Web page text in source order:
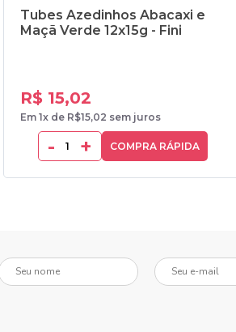
Tubes Azedinhos Abacaxi e
Maçã Verde 12x15g - Fini
R$ 15,02
Em 1x de R$15,02 sem juros
- + COMPRA RÁPIDA
Seu nome Seu e-mail